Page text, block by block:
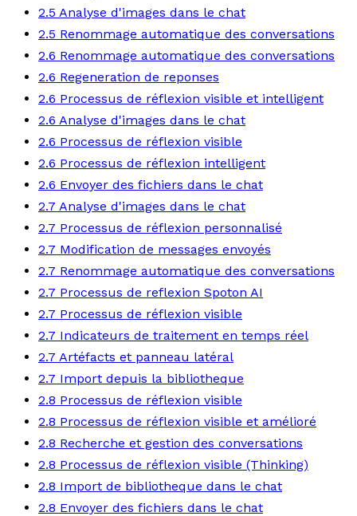
2.5 Analyse d'images dans le chat
2.5 Renommage automatique des conversations
2.6 Renommage automatique des conversations
2.6 Regeneration de reponses
2.6 Processus de réflexion visible et intelligent
2.6 Analyse d'images dans le chat
2.6 Processus de réflexion visible
2.6 Processus de réflexion intelligent
2.6 Envoyer des fichiers dans le chat
2.7 Analyse d'images dans le chat
2.7 Processus de réflexion personnalisé
2.7 Modification de messages envoyés
2.7 Renommage automatique des conversations
2.7 Processus de reflexion Spoton AI
2.7 Processus de réflexion visible
2.7 Indicateurs de traitement en temps réel
2.7 Artéfacts et panneau latéral
2.7 Import depuis la bibliotheque
2.8 Processus de réflexion visible
2.8 Processus de réflexion visible et amélioré
2.8 Recherche et gestion des conversations
2.8 Processus de réflexion visible (Thinking)
2.8 Import de bibliotheque dans le chat
2.8 Envoyer des fichiers dans le chat